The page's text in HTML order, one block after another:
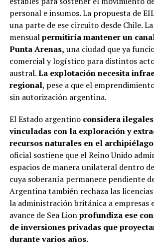
personal e insumos. La propuesta de
una parte de ese circuito desde Chile.
mensualpermitiría mantener un
Punta Arenas, una ciudad que ya
comercial y logístico para distintos
austral.La explotación necesita
regional, pese a que el
sin autorización argentina.
El Estado argentino considera
vinculadas con la exploración y
recursos naturales en el
oficial sostiene que el Reino Unido
espacios de manera unilateral dentro
cuya soberanía permanece pendiente
Argentina también rechaza las
la administración británica a empresas
avance de Sea Lionprofundiza ese
de inversiones privadas que
durante varios años.